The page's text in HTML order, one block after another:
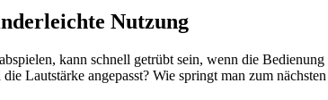
Nutzung
kann schnell getrübt sein, wenn die
Lautstärke angepasst? Wie springt man zum